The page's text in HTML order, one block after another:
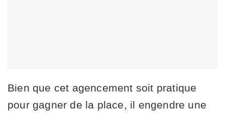
Bien que cet agencement soit pratique
pour gagner de la place, il engendre une